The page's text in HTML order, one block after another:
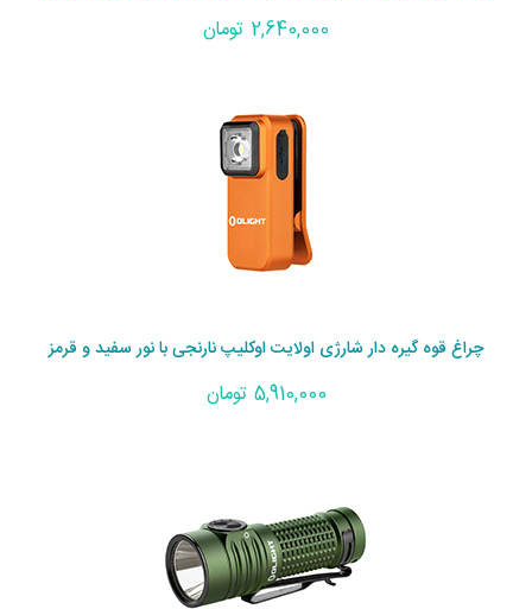
2,640,000 تومان
چراغ قوه گیره دار شارژی اولایت اوکلیپ نارنجی با نور سفید و قرمز
5,910,000 تومان